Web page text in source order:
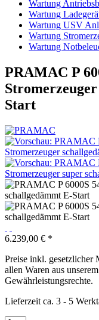
Wartung
Wartung
Wartung USV
Wartung
Wartung
PRAMAC P
Start
6.239,00 € *
Preise inkl. gesetzlicher
allen Waren aus
Gewährleistungsrechte.
Lieferzeit ca. 3 - 5